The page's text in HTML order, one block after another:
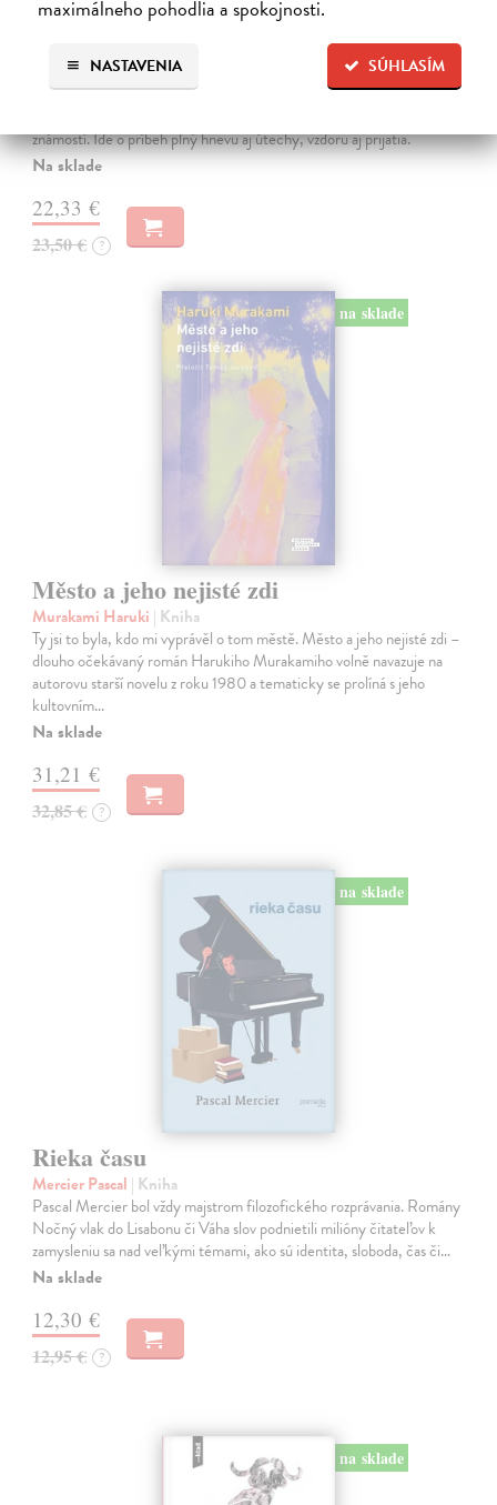
maximálneho pohodlia a spokojnosti.
SÚHLASÍM
NASTAVENIA
Despentes Virginie| Kniha
Po trilógii Život Vernona Subutexa sa Virginie Despentes vracia s
známostí. Ide o príbeh plný hnevu aj útechy, vzdoru aj prijatia.
Na sklade
22,33 €
23,50 € ?
na sklade
Město a jeho nejisté zdi
Murakami Haruki | Kniha
Ty jsi to byla, kdo mi vyprávěl o tom městě. Město a jeho nejisté zdi –
dlouho očekávaný román Harukiho Murakamiho volně navazuje na
autorovu starší novelu z roku 1980 a tematicky se prolíná s jeho
kultovním…
Na sklade
31,21 €
32,85 € ?
na sklade
Rieka času
Mercier Pascal | Kniha
Pascal Mercier bol vždy majstrom filozofického rozprávania. Romány
Nočný vlak do Lisabonu či Váha slov podnietili milióny čitateľov k
zamysleniu sa nad veľkými témami, ako sú identita, sloboda, čas či…
Na sklade
12,30 €
12,95 € ?
na sklade